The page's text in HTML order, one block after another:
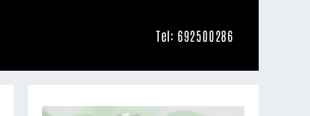
Tel: 692500286